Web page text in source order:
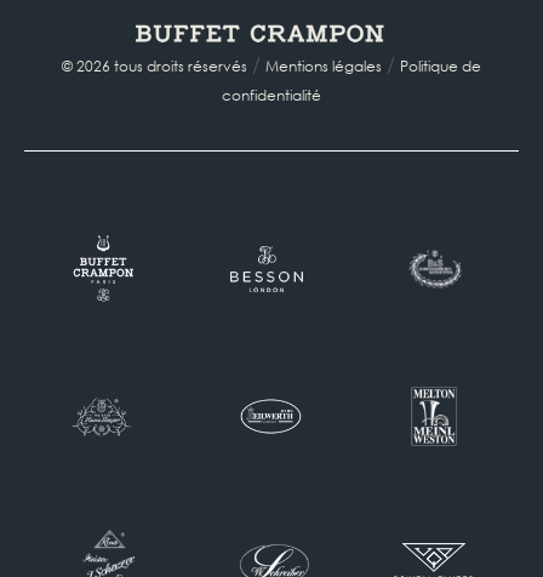
© 2026 tous droits réservés / Mentions légales / Politique de
confidentialité